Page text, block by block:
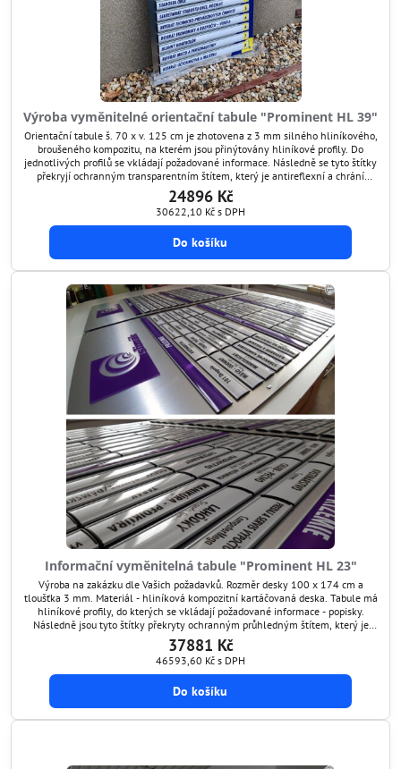
Výroba vyměnitelné orientační tabule "Prominent HL 39"
Orientační tabule š. 70 x v. 125 cm je zhotovena z 3 mm silného hliníkového,
broušeného kompozitu, na kterém jsou přinýtovány hliníkové profily. Do
jednotlivých profilů se vkládají požadované informace. Následně se tyto štítky
překryjí ochranným transparentním štítem, který je antireflexní a chrání
grafiku před poškozením. Tímto způsobem si umíte orientační tabuli kdykoli
aktualizovat.
24896 Kč
30622,10 Kč s DPH
Do košíku
Informační vyměnitelná tabule "Prominent HL 23"
Výroba na zakázku dle Vašich požadavků. Rozměr desky 100 x 174 cm a
tloušťka 3 mm. Materiál - hliníková kompozitní kartáčovaná deska. Tabule má
hliníkové profily, do kterých se vkládají požadované informace - popisky.
Následně jsou tyto štítky překryty ochranným průhledným štítem, který je
antireflexní a chrání grafiku před poškozením. Tímto způsobem si umíte
orientační tabule kdykoli...
37881 Kč
46593,60 Kč s DPH
Do košíku